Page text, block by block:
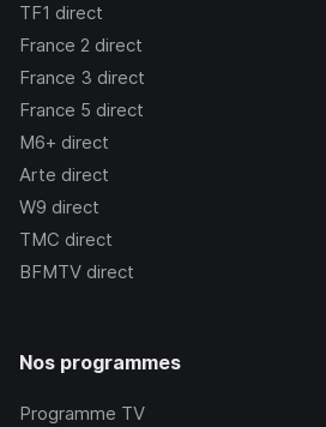
TF1 direct
France 2 direct
France 3 direct
France 5 direct
M6+ direct
Arte direct
W9 direct
TMC direct
BFMTV direct
Nos programmes
Programme TV